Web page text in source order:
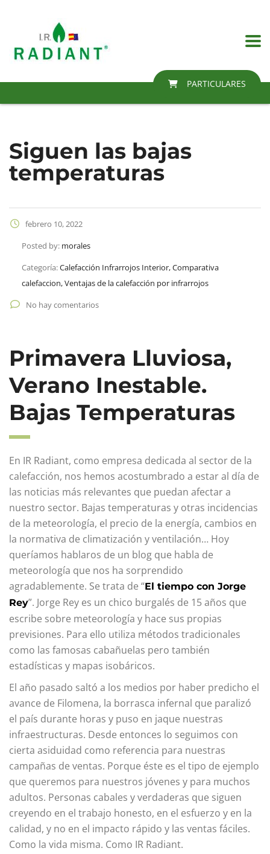
PARTICULARES
Siguen las bajas
temperaturas
febrero 10, 2022
Posted by: morales
Categoría:Calefacción Infrarrojos Interior, Comparativa
calefaccion, Ventajas de la calefacción por infrarrojos
No hay comentarios
Primavera Lluviosa,
Verano Inestable.
Bajas Temperaturas
En IR Radiant, como empresa dedicada al sector de la
calefacción, nos hemos acostumbrado a estar al día de
las noticias más relevantes que puedan afectar a
nuestro sector. Bajas temperaturas y otras incidencias
de la meteorología, el precio de la energía, cambios en
la normativa de climatización y ventilación… Hoy
queríamos hablaros de un blog que habla de
meteorología que nos ha sorprendido
agradablemente. Se trata de “El tiempo con Jorge
Rey”. Jorge Rey es un chico burgalés de 15 años que
escribe sobre meteorología y hace sus propias
previsiones. Para ello utiliza métodos tradicionales
como las famosas cabañuelas pero también
estadísticas y mapas isobáricos.
El año pasado saltó a los medios por haber predicho el
avance de Filomena, la borrasca infernal que paralizó
el país durante horas y puso en jaque nuestras
infraestructuras. Desde entonces lo seguimos con
cierta asiduidad como referencia para nuestras
campañas de ventas. Porque éste es el tipo de ejemplo
que queremos para nuestros jóvenes y para muchos
adultos. Personas cabales y verdaderas que siguen
creyendo en el trabajo honesto, en el esfuerzo y en la
calidad, y no en el impacto rápido y las ventas fáciles.
Como la vida misma. Como IR Radiant.